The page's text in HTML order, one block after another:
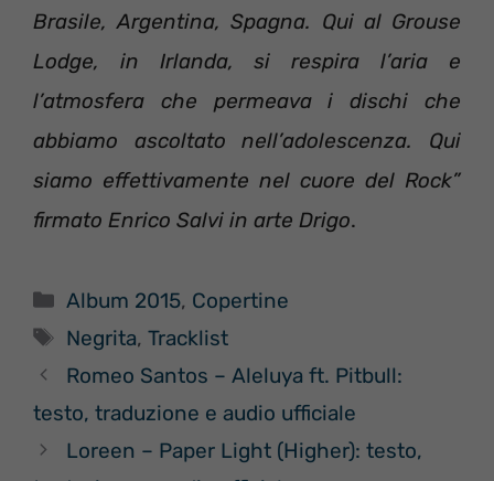
Brasile, Argentina, Spagna. Qui al Grouse
Lodge, in Irlanda, si respira l’aria e
l’atmosfera che permeava i dischi che
abbiamo ascoltato nell’adolescenza. Qui
siamo effettivamente nel cuore del Rock”
firmato Enrico Salvi in arte Drigo.
Categorie
Album 2015, Copertine
Tag
Negrita,Tracklist
Romeo Santos – Aleluya ft. Pitbull:
testo, traduzione e audio ufficiale
Loreen – Paper Light (Higher): testo,